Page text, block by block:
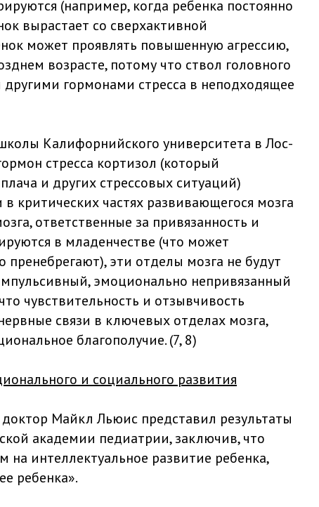
(например, когда ребенка постоянно
вырастает со сверхактивной
может проявлять повышенную агрессию,
возрасте, потому что ствол головного
гормонами стресса в неподходящее
Калифорнийского университета в Лос-
стресса кортизол (который
и других стрессовых ситуаций)
критических частях развивающегося мозга
ответственные за привязанность и
в младенчестве (что может
пренебрегают), эти отделы мозга не будут
эмоционально непривязанный
чувствительность и отзывчивость
связи в ключевых отделах мозга,
благополучие. (7, 8)
и социального развития
Майкл Льюис представил результаты
академии педиатрии, заключив, что
интеллектуальное развитие ребенка,
ребенка».